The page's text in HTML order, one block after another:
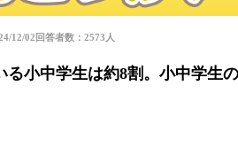
12/02 回答者数：2573人
る小中学生は約8割。小中学生